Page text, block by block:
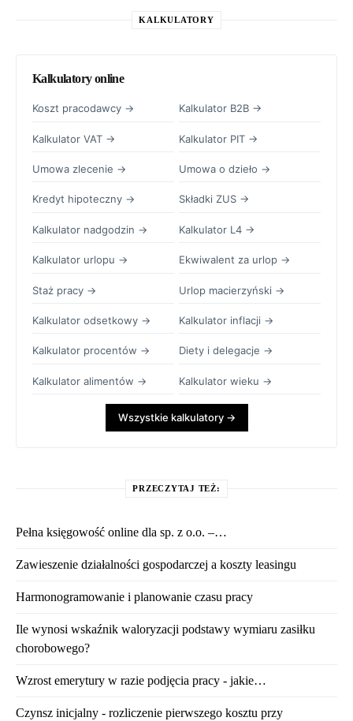
KALKULATORY
Kalkulatory online
Koszt pracodawcy → Kalkulator B2B →
Kalkulator VAT → Kalkulator PIT →
Umowa zlecenie → Umowa o dzieło →
Kredyt hipoteczny → Składki ZUS →
Kalkulator nadgodzin → Kalkulator L4 →
Kalkulator urlopu → Ekwiwalent za urlop →
Staż pracy → Urlop macierzyński →
Kalkulator odsetkowy → Kalkulator inflacji →
Kalkulator procentów → Diety i delegacje →
Kalkulator alimentów → Kalkulator wieku →
Wszystkie kalkulatory →
PRZECZYTAJ TEŻ:
Pełna księgowość online dla sp. z o.o. –…
Zawieszenie działalności gospodarczej a koszty leasingu
Harmonogramowanie i planowanie czasu pracy
Ile wynosi wskaźnik waloryzacji podstawy wymiaru zasiłku
chorobowego?
Wzrost emerytury w razie podjęcia pracy - jakie…
Czynsz inicjalny - rozliczenie pierwszego kosztu przy